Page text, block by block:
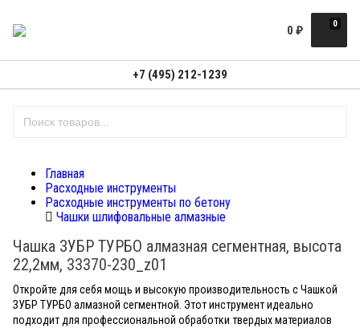
0
0 ₽
+7 (495) 212-1239
Главная
Расходные инструменты
Расходные инструменты по бетону
Чашки шлифовальные алмазные
Чашка ЗУБР ТУРБО алмазная сегментная, высота
22,2мм, 33370-230_z01
Откройте для себя мощь и высокую производительность с Чашкой
ЗУБР ТУРБО алмазной сегментной. Этот инструмент идеально
подходит для профессиональной обработки твердых материалов